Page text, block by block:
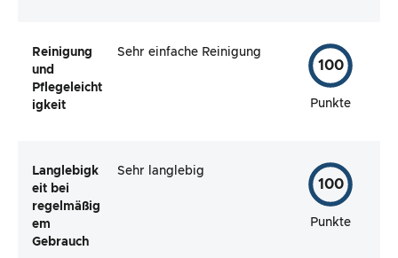
Reinigung
und
Pflegeleicht
igkeit
Sehr einfache Reinigung
100
Punkte
Langlebigk
eit bei
regelmäßig
em
Gebrauch
Sehr langlebig
100
Punkte